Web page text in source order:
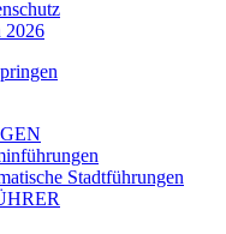
2026
Stadtführungen